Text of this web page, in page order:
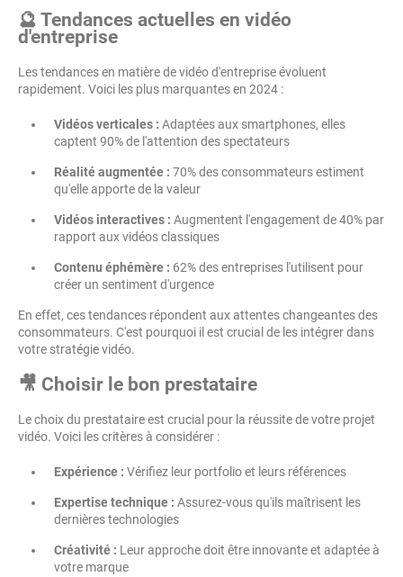
🔮 Tendances actuelles en vidéo
d'entreprise
Les tendances en matière de vidéo d'entreprise évoluent
rapidement. Voici les plus marquantes en 2024 :
Vidéos verticales : Adaptées aux smartphones, elles
captent 90% de l'attention des spectateurs
Réalité augmentée : 70% des consommateurs estiment
qu'elle apporte de la valeur
Vidéos interactives : Augmentent l'engagement de 40% par
rapport aux vidéos classiques
Contenu éphémère : 62% des entreprises l'utilisent pour
créer un sentiment d'urgence
En effet, ces tendances répondent aux attentes changeantes des
consommateurs. C'est pourquoi il est crucial de les intégrer dans
votre stratégie vidéo.
🎥 Choisir le bon prestataire
Le choix du prestataire est crucial pour la réussite de votre projet
vidéo. Voici les critères à considérer :
Expérience : Vérifiez leur portfolio et leurs références
Expertise technique : Assurez-vous qu'ils maîtrisent les
dernières technologies
Créativité : Leur approche doit être innovante et adaptée à
votre marque